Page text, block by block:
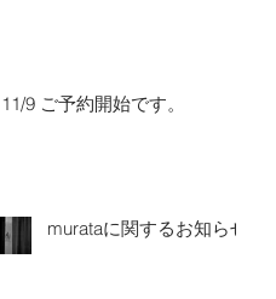
11/9 ご予約開始です。
murataに関するお知らせ